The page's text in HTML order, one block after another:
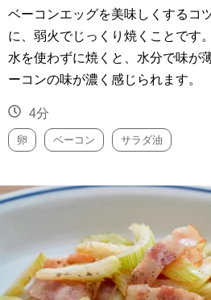
ベーコンエッグを美味しくするコ
に、弱火でじっくり焼くことです。
水を使わずに焼くと、水分で味が
ーコンの味が濃く感じられます。
4分
卵 ベーコン サラダ油